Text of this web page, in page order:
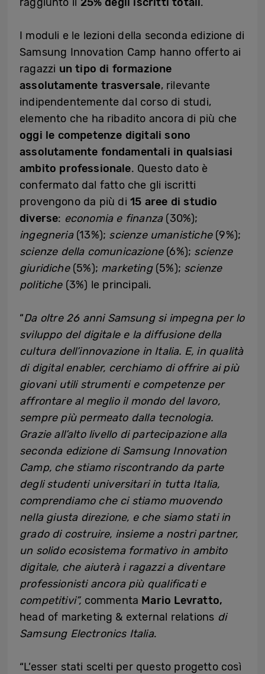
I moduli e le lezioni della seconda edizione di
Samsung Innovation Camp hanno offerto ai
ragazzi un tipo di formazione
assolutamente trasversale, rilevante
indipendentemente dal corso di studi,
elemento che ha ribadito ancora di più che
oggi le competenze digitali sono
assolutamente fondamentali in qualsiasi
ambito professionale. Questo dato è
confermato dal fatto che gli iscritti
provengono da più di15 aree di studio
diverse: economia e finanza(30%);
ingegneria(13%); scienze umanistiche(9%);
scienze della comunicazione(6%); scienze
giuridiche(5%); marketing(5%); scienze
politiche(3%) le principali.
“Da oltre 26 anni Samsung si impegna per lo
sviluppo del digitale e la diffusione della
cultura dell’innovazione in Italia. E, in qualità
di digital enabler, cerchiamo di offrire ai più
giovani utili strumenti e competenze per
affrontare al meglio il mondo del lavoro,
sempre più permeato dalla tecnologia.
Grazie all’alto livello di partecipazione alla
seconda edizione di Samsung Innovation
Camp, che stiamo riscontrando da parte
degli studenti universitari in tutta Italia,
comprendiamo che ci stiamo muovendo
nella giusta direzione, e che siamo stati in
grado di costruire, insieme a nostri partner,
un solido ecosistema formativo in ambito
digitale, che aiuterà i ragazzi a diventare
professionisti ancora più qualificati e
competitivi”,commenta Mario Levratto,
head of marketing & external relations di
Samsung Electronics Italia.
“L’esser stati scelti per questo progetto così